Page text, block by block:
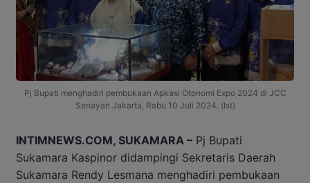
Pj Bupati menghadiri pembukaan Apkasi Otonomi Expo 2024 di JCC
Senayan Jakarta, Rabu 10 Juli 2024. (Ist)
INTIMNEWS.COM, SUKAMARA – Pj Bupati
Sukamara Kaspinor didampingi Sekretaris Daerah
Sukamara Rendy Lesmana menghadiri pembukaan